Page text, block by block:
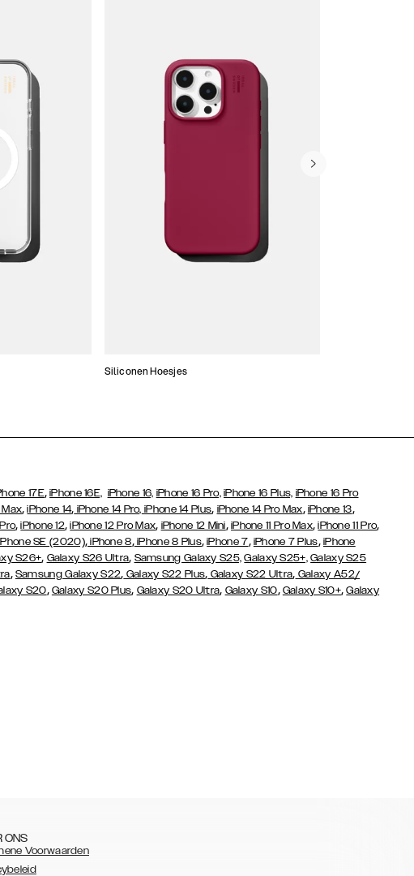
Siliconen Hoesjes
17E,iPhone 16E, iPhone 16, iPhone 16 Pro, iPhone 16 Plus, iPhone 16 Pro
Max,iPhone 14, iPhone 14 Pro, iPhone 14 Plus, iPhone 14 Pro Max, iPhone 13,
,iPhone 12,iPhone 12 Pro Max, iPhone 12 Mini, iPhone 11 Pro Max,iPhone 11 Pro,
SE (2020),iPhone 8,iPhone 8 Plus,iPhone 7, iPhone 7 Plus, iPhone
S26+, Galaxy S26 Ultra, Samsung Galaxy S25, Galaxy S25+, Galaxy S25
, Samsung Galaxy S22, Galaxy S22 Plus, Galaxy S22 Ultra, Galaxy A52/
S20, Galaxy S20 Plus, Galaxy S20 Ultra, Galaxy S10, Galaxy S10+,Galaxy
ONS
Voorwaarden